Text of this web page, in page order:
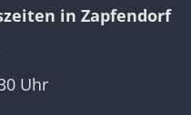
in Zapfendorf
Uhr